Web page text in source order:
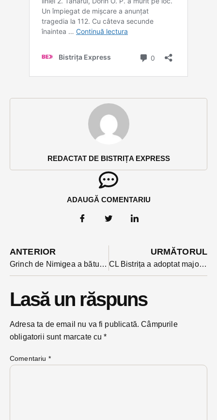
REDACTAT DE BISTRIȚA EXPRESS
ADAUGĂ COMENTARIU
ANTERIOR
Grinch de Nimigea a bătut o copilă și a distrus două mașini în curtea unor oameni în noaptea de Craciun
URMĂTORUL
CL Bistrița a adoptat majorarea taxelor și impozitelor, impusă de Guvern, plus creșterea taxei de salubritate
Lasă un răspuns
Adresa ta de email nu va fi publicată. Câmpurile
obligatorii sunt marcate cu*
Comentariu *